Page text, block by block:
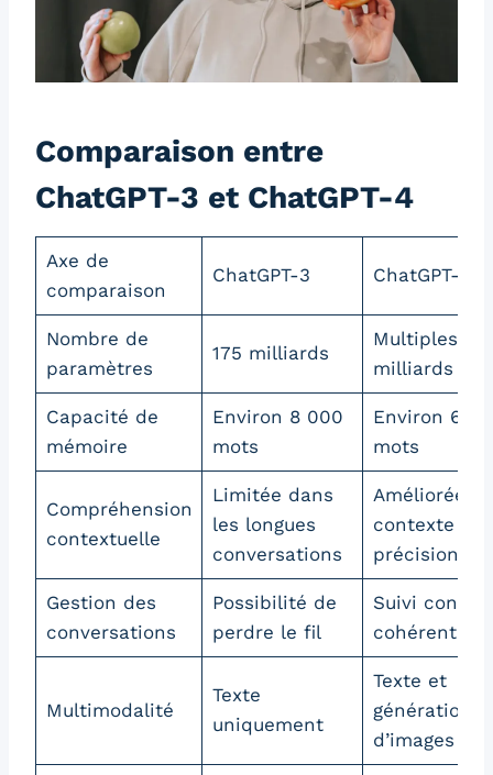
Comparaison entre
ChatGPT-3 et ChatGPT-4
Axe de
comparaison
ChatGPT-3 ChatGPT-4
Nombre de
paramètres
175 milliards
Multiples de
milliards
Capacité de
mémoire
Environ 8 000
mots
Environ 64
mots
Compréhension
contextuelle
Limitée dans
les longues
conversations
Améliorée,
contexte
précision
Gestion des
conversations
Possibilité de
perdre le fil
Suivi
cohérent
Multimodalité
Texte
uniquement
Texte et
génération
d’images